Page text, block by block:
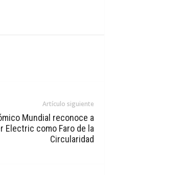
Artículo siguiente
Mundial reconoce a
Electric como Faro de la
Circularidad